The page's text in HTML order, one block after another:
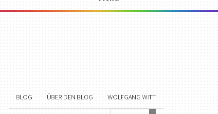
BLOG ÜBER DEN BLOG WOLFGANG WITT